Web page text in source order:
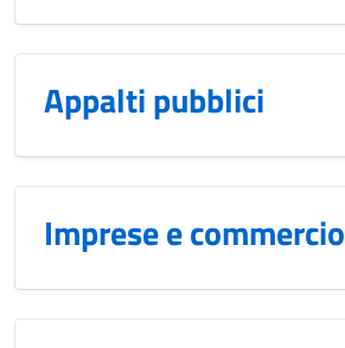
Appalti pubblici
Imprese e commercio